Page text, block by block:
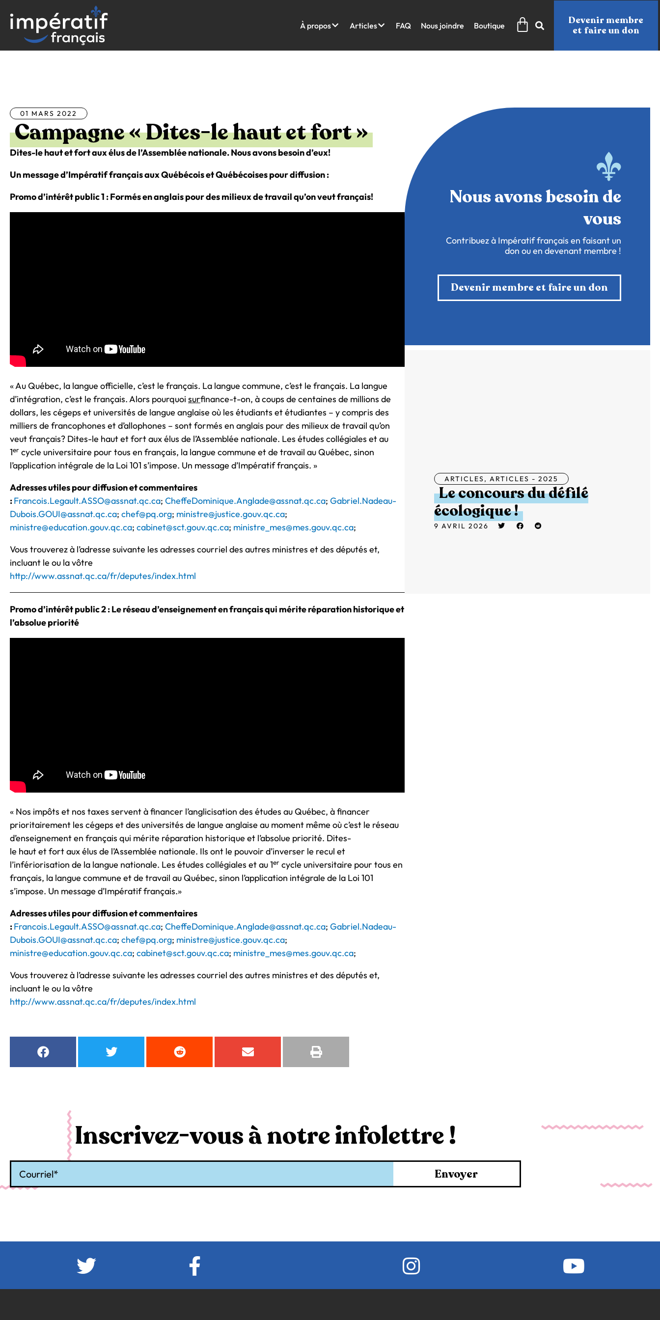
contenu
À propos Articles FAQ Nous joindre Boutique Panier
Devenir membre
et faire un don
01 MARS 2022
Campagne « Dites-le haut et fort »
Dites-le haut et fort aux élus de l’Assemblée nationale. Nous avons besoin d’eux!
Un message d’Impératif français aux Québécois et Québécoises pour diffusion :
Promo d’intérêt public 1 : Formés en anglais pour des milieux de travail qu’on veut français!
« Au Québec, la langue officielle, c’est le français. La langue commune, c’est le français. La langue
d’intégration, c’est le français. Alors pourquoi surfinance-t-on, à coups de centaines de millions de
dollars, les cégeps et universités de langue anglaise où les étudiants et étudiantes – y compris des
milliers de francophones et d’allophones – sont formés en anglais pour des milieux de travail qu’on
veut français? Dites-le haut et fort aux élus de l’Assemblée nationale. Les études collégiales et au
1er cycle universitaire pour tous en français, la langue commune et de travail au Québec, sinon
l’application intégrale de la Loi 101 s’impose. Un message d’Impératif français. »
Adresses utiles pour diffusion et commentaires
:Francois.Legault.ASSO@assnat.qc.ca; CheffeDominique.Anglade@assnat.qc.ca; Gabriel.Nadeau-
Dubois.GOUI@assnat.qc.ca; chef@pq.org; ministre@justice.gouv.qc.ca;
ministre@education.gouv.qc.ca; cabinet@sct.gouv.qc.ca; ministre_mes@mes.gouv.qc.ca;
Vous trouverez à l’adresse suivante les adresses courriel des autres ministres et des députés et,
incluant le ou la vôtre
http://www.assnat.qc.ca/fr/deputes/index.html
Promo d’intérêt public 2 : Le réseau d’enseignement en français qui mérite réparation historique et
l’absolue priorité
« Nos impôts et nos taxes servent à financer l’anglicisation des études au Québec, à financer
prioritairement les cégeps et des universités de langue anglaise au moment même où c’est le réseau
d’enseignement en français qui mérite réparation historique et l’absolue priorité. Dites-
le haut et fort aux élus de l’Assemblée nationale. Ils ont le pouvoir d’inverser le recul et
l’infériorisation de la langue nationale. Les études collégiales et au 1er cycle universitaire pour tous en
français, la langue commune et de travail au Québec, sinon l’application intégrale de la Loi 101
s’impose. Un message d’Impératif français.»
Adresses utiles pour diffusion et commentaires
:Francois.Legault.ASSO@assnat.qc.ca; CheffeDominique.Anglade@assnat.qc.ca; Gabriel.Nadeau-
Dubois.GOUI@assnat.qc.ca; chef@pq.org; ministre@justice.gouv.qc.ca;
ministre@education.gouv.qc.ca; cabinet@sct.gouv.qc.ca; ministre_mes@mes.gouv.qc.ca;
Vous trouverez à l’adresse suivante les adresses courriel des autres ministres et des députés et,
incluant le ou la vôtre
http://www.assnat.qc.ca/fr/deputes/index.html
Nous avons besoin de
vous
Contribuez à Impératif français en faisant un
don ou en devenant membre !
Devenir membre et faire un don
ARTICLES, ARTICLES - 2025
Le concours du défilé
écologique !
9 AVRIL 2026
Inscrivez-vous à notre infolettre !
Envoyer